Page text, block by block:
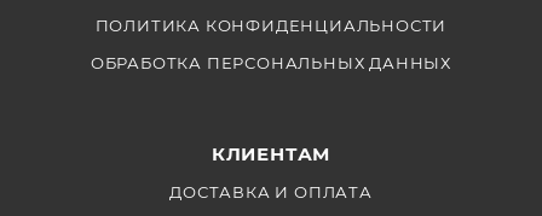
ПОЛИТИКА КОНФИДЕНЦИАЛЬНОСТИ
ОБРАБОТКА ПЕРСОНАЛЬНЫХ ДАННЫХ
КЛИЕНТАМ
ДОСТАВКА И ОПЛАТА